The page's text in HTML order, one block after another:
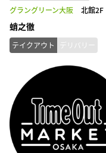
グラングリーン大阪
北館2F
蛸之徹
テイクアウト デリバリー